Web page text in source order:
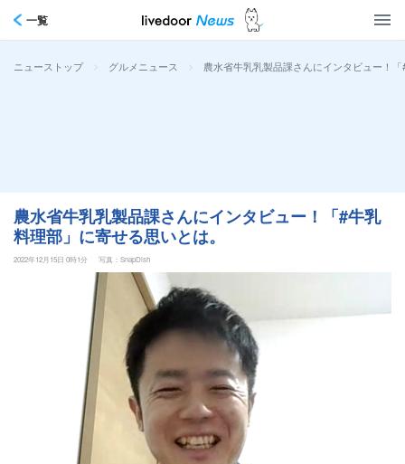
一覧
ニューストップ > グルメニュース > 農水省牛乳乳製品課さんにインタビュー！
農水省牛乳乳製品課さんにインタビュー！「#牛乳
料理部」に寄せる思いとは。
2022年12月15日 0時1分 写真：SnapDish